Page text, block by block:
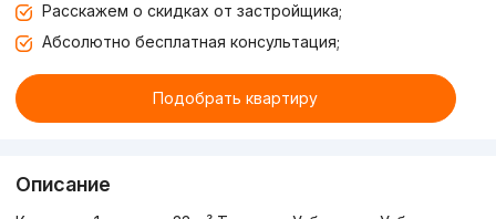
Расскажем о скидках от застройщика;
Абсолютно бесплатная консультация;
Подобрать квартиру
Описание